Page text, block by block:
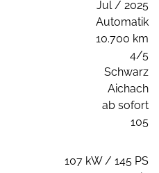
Jul / 2025
Automatik
10.700 km
4/5
Schwarz
Aichach
ab sofort
105
107 kW / 145 PS